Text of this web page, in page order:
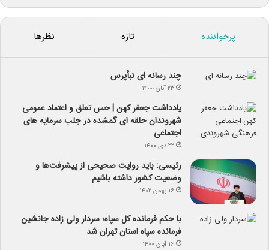
پرخواننده تازه نظرها
چند رسانه ای نبأپرس
۲۳ آبان ۱۴۰۰
یادداشت جعفر کهن | حس تعلق و اعتماد عمومی
شهروندان حلقه ای گمشده در جلب سرمایه های
اجتماعی
۲۲ دی ۱۴۰۰
رئیسی: باید روایت صحیحی از پیشرفت‌ها و
وضعیت کشور داشته باشیم
۱۶ بهمن ۱۴۰۲
با حکم فرمانده کل سپاه؛ سردار ولی زاده جانشین
فرمانده سپاه استان تهران شد
۱۶ آبان ۱۴۰۰